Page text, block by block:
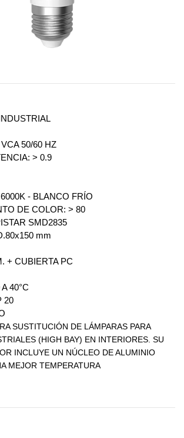
50/60 HZ
> 0.9
- BLANCO FRÍO
DE COLOR: > 80
SMD2835
mm
+ CUBIERTA PC
40°C
20
SUSTITUCIÓN DE LÁMPARAS PARA
(HIGH BAY) EN INTERIORES. SU
INCLUYE UN NÚCLEO DE ALUMINIO
MEJOR TEMPERATURA